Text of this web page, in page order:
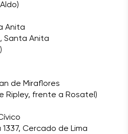
Anita
Santa Anita
de Miraflores
Ripley, frente a Rosatel)
Cercado de Lima